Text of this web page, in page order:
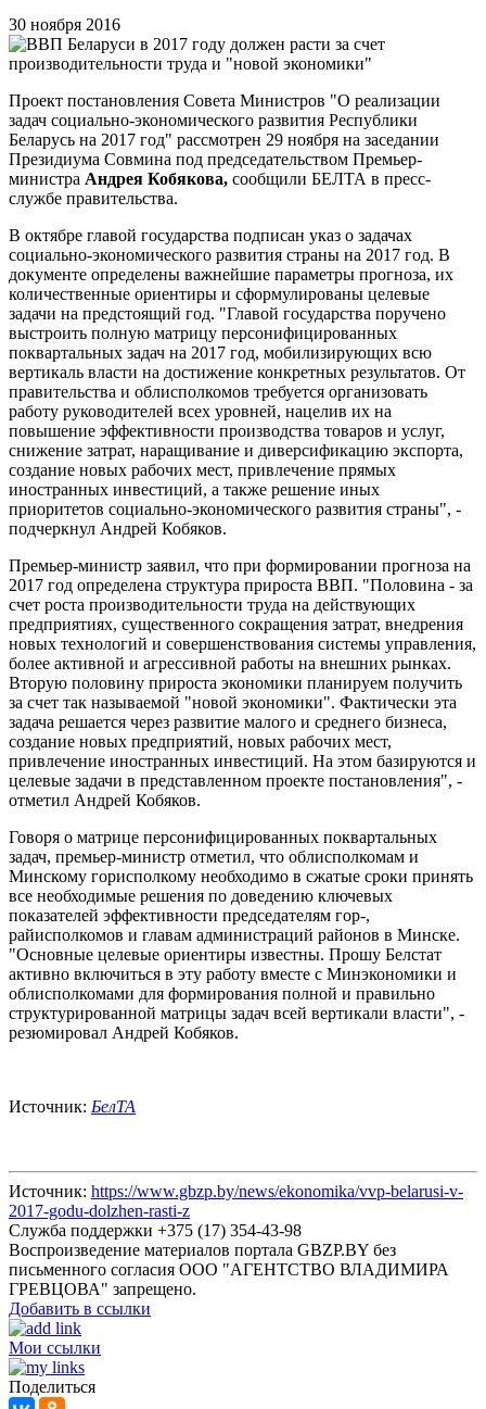
30 ноября 2016
Проект постановления Совета Министров "О реализации
задач социально-экономического развития Республики
Беларусь на 2017 год" рассмотрен 29 ноября на заседании
Президиума Совмина под председательством Премьер-
министра Андрея Кобякова, сообщили БЕЛТА в пресс-
службе правительства.
В октябре главой государства подписан указ о задачах
социально-экономического развития страны на 2017 год. В
документе определены важнейшие параметры прогноза, их
количественные ориентиры и сформулированы целевые
задачи на предстоящий год. "Главой государства поручено
выстроить полную матрицу персонифицированных
поквартальных задач на 2017 год, мобилизирующих всю
вертикаль власти на достижение конкретных результатов. От
правительства и облисполкомов требуется организовать
работу руководителей всех уровней, нацелив их на
повышение эффективности производства товаров и услуг,
снижение затрат, наращивание и диверсификацию экспорта,
создание новых рабочих мест, привлечение прямых
иностранных инвестиций, а также решение иных
приоритетов социально-экономического развития страны", -
подчеркнул Андрей Кобяков.
Премьер-министр заявил, что при формировании прогноза на
2017 год определена структура прироста ВВП. "Половина - за
счет роста производительности труда на действующих
предприятиях, существенного сокращения затрат, внедрения
новых технологий и совершенствования системы управления,
более активной и агрессивной работы на внешних рынках.
Вторую половину прироста экономики планируем получить
за счет так называемой "новой экономики". Фактически эта
задача решается через развитие малого и среднего бизнеса,
создание новых предприятий, новых рабочих мест,
привлечение иностранных инвестиций. На этом базируются и
целевые задачи в представленном проекте постановления", -
отметил Андрей Кобяков.
Говоря о матрице персонифицированных поквартальных
задач, премьер-министр отметил, что облисполкомам и
Минскому горисполкому необходимо в сжатые сроки принять
все необходимые решения по доведению ключевых
показателей эффективности председателям гор-,
райисполкомов и главам администраций районов в Минске.
"Основные целевые ориентиры известны. Прошу Белстат
активно включиться в эту работу вместе с Минэкономики и
облисполкомами для формирования полной и правильно
структурированной матрицы задач всей вертикали власти", -
резюмировал Андрей Кобяков.
Источник: БелТА
Источник: https://www.gbzp.by/news/ekonomika/vvp-belarusi-v-
2017-godu-dolzhen-rasti-z
Служба поддержки +375 (17) 354-43-98
Воспроизведение материалов портала GBZP.BY без
письменного согласия OOO "АГЕНТСТВО ВЛАДИМИРА
ГРЕВЦОВА" запрещено.
Добавить в ссылки
Мои ссылки
Поделиться